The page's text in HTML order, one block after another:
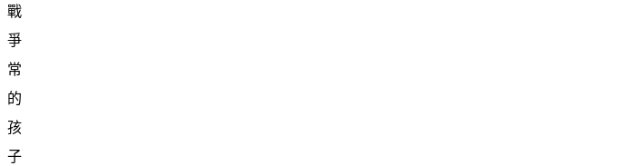
戰
爭
常
的
孩
子